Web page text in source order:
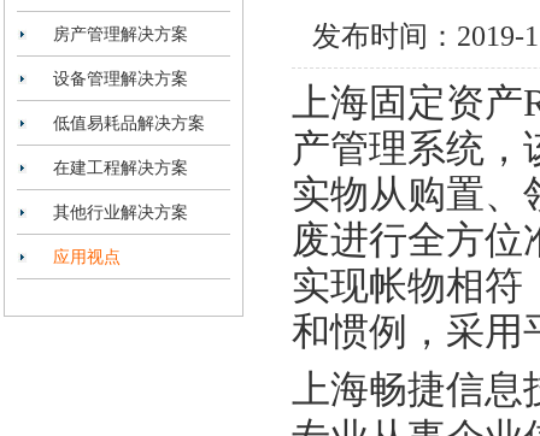
房产管理解决方案
设备管理解决方案
低值易耗品解决方案
在建工程解决方案
其他行业解决方案
应用视点
发布时间：2019-
上海固定资产
产管理系统，
实物从购置、
废进行全方位
实现帐物相符
和惯例，采用
上海畅捷信息